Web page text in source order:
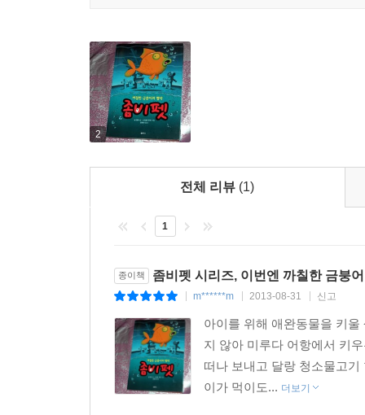
2
전체 리뷰 (1)
1
종이책 좀비펫 시리즈, 이번엔 까칠한 금붕
m******m 2013-08-31 신고
아이를 위해 애완동물을 키
지 않아 미루다 어항에서 키
떠나 보내고 달랑 청소물고
이가 먹이도... 더보기